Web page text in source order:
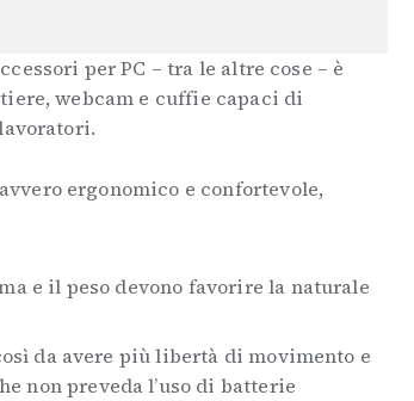
per PC – tra le altre cose – è
webcam e cuffie capaci di
ergonomico e confortevole,
e il peso devono favorire la naturale
da avere più libertà di movimento e
non preveda l’uso di batterie